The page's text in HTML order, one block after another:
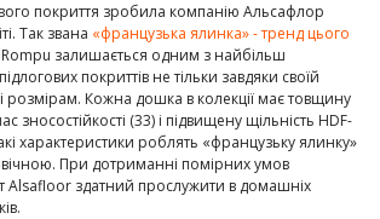
покриття зробила компанію Альсафлор
Так звана «французька ялинка» - тренд цього
залишається одним з найбільш
покриттів не тільки завдяки своїй
розмірам. Кожна дошка в колекції має товщину
(33) і підвищену щільність HDF-
характеристики роблять «французьку ялинку»
При дотриманні помірних умов
Alsafloor здатний прослужити в домашніх